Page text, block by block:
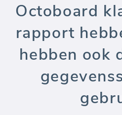
Octoboard
rapport
hebben ook